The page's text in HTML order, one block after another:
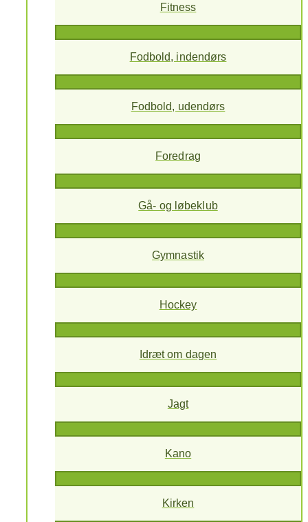
Fitness
Fodbold, indendørs
Fodbold, udendørs
Foredrag
Gå- og løbeklub
Gymnastik
Hockey
Idræt om dagen
Jagt
Kano
Kirken